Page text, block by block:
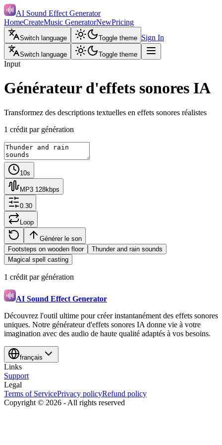
AI Sound Effect Generator
HomeCreateMusic GeneratorNewPricing
Switch language Toggle theme Sign In
Switch language Toggle theme
Input
Générateur d'effets sonores IA
Transformez des descriptions textuelles en effets sonores réalistes
1 crédit par génération
10s
MP3 128kbps
0.30
Loop
Générer le son
Footsteps on wooden floor
Thunder and rain sounds
Magical spell casting
1 crédit par génération
AI Sound Effect Generator
Découvrez l'outil ultime pour créer instantanément des effets sonores
uniques. Notre générateur d'effets sonores IA donne vie à votre
imagination avec des audio de haute qualité adaptés à vos besoins.
français
Links
Support
Legal
Terms of ServicePrivacy policyRefund policy
Copyright © 2026 - All rights reserved